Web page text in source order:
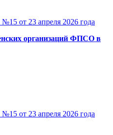
от 23 апреля 2026 года
организаций ФПСО в
от 23 апреля 2026 года